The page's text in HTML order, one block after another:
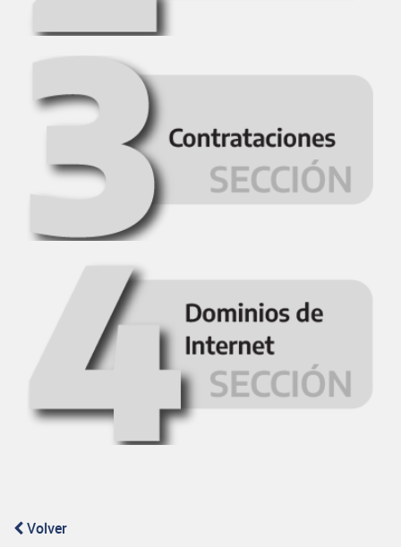
Volver